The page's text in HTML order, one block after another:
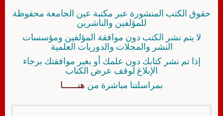
حقوق الكتب المنشورة عبر مكتبة عين الجامعة محفوظة
للمؤلفين والناشرين
لا يتم نشر الكتب دون موافقة المؤلفين ومؤسسات
النشر والمجلات والدوريات العلمية
إذا تم نشر كتابك دون علمك أو بغير موافقتك برجاء
الإبلاغ لوقف عرض الكتاب
بمراسلتنا مباشرة من هنــــــا